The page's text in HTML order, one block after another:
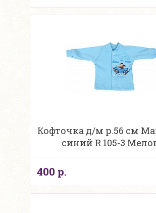
Кофточка д/м р.56 см
синий R 105-3
400 р.